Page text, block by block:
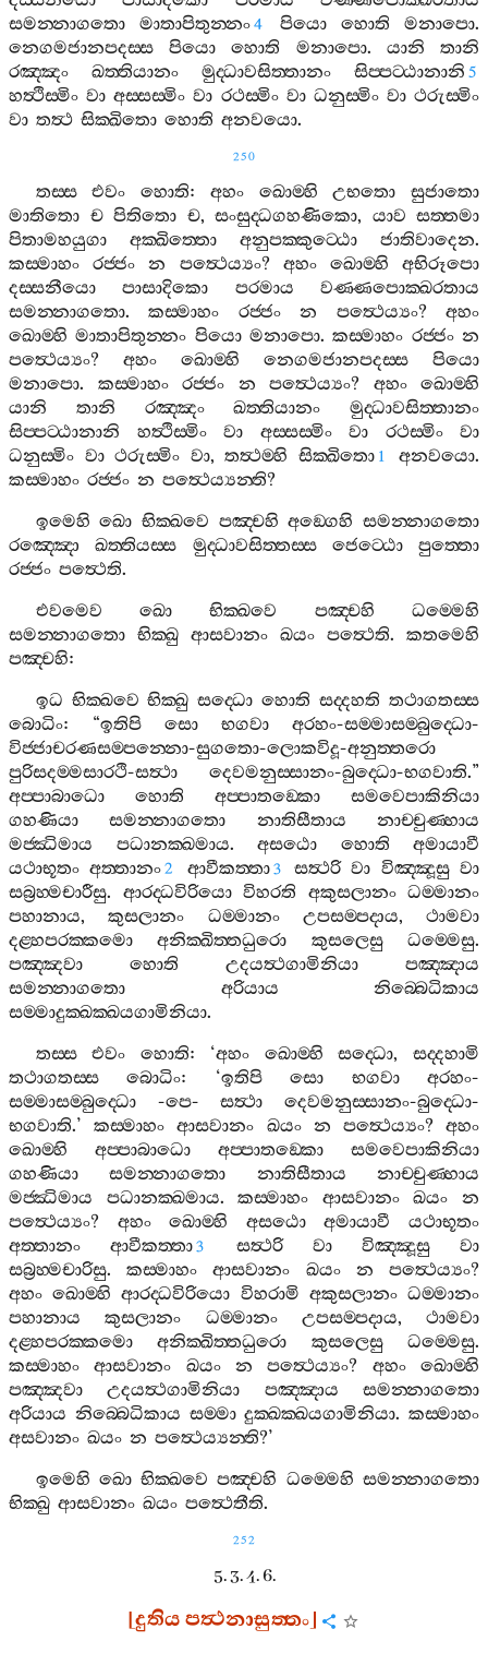
සමන‍්නාගතො
මාතාපිතුන‍්නං4 පියො හොති මනාපො.
නෙගමජානපදස‍්ස
පියො හොති මනාපො. යානි
තානි
රඤ‍්ඤං
ඛත‍්තියානං මුද‍්ධාවසිත‍්තානං සිප‍්පට‍්ඨානානි 5
හත්‍ථිස‍්මිං වා අස‍්සස‍්මිං වා රථස‍්මිං වා ධනුස‍්මිං වා ථරුස‍්මිං
වා තත්‍ථ සික‍්ඛිතො හොති අනවයො.
250
තස‍්ස එවං හොති:අහං ඛොම‍්හි උභතො
සුජාතො
මාතිතො ච පිතිතො ච, සංසුද‍්ධගහණිකො, යාව සත‍්තමා
පිතාමහයුගා
අක‍්ඛිත‍්තො අනුපක‍්කුට‍්ඨො ජාතිවාදෙන.
කස‍්මාහං
රජ‍්ජං න පත්‍ථෙය්‍යං? අහං ඛොම‍්හි
අභිරූපො
දස‍්සනීයො
පාසාදිකො පරමාය
වණ‍්ණපොක‍්ඛරතාය
සමන‍්නාගතො.කස‍්මාහං රජ‍්ජං න පත්‍ථෙය්‍යං?අහං
ඛොම‍්හි මාතාපිතුන‍්නං පියො මනාපො.කස‍්මාහං රජ‍්ජං න
පත්‍ථෙය්‍යං? අහං ඛොම‍්හි නෙගමජානපදස‍්ස
පියො
මනාපො. කස‍්මාහං රජ‍්ජං න පත්‍ථෙය්‍යං? අහං
ඛොම‍්හි
යානි
තානි රඤ‍්ඤං ඛත‍්තියානං
මුද‍්ධාවසිත‍්තානං
සිප‍්පට‍්ඨානානි
හත්‍ථිස‍්මිං වා අස‍්සස‍්මිං වා රථස‍්මිං
වා
ධනුස‍්මිං වා ථරුස‍්මිං වා, තත්‍ථම‍්හි සික‍්ඛිතො 1 අනවයො.
කස‍්මාහං රජ‍්ජං න පත්‍ථෙය්‍යන‍්ති?
ඉමෙහි ඛො භික‍්ඛවෙ පඤ‍්චහි අඞ‍්ගෙහි සමන‍්නාගතො
රඤ‍්ඤො
ඛත‍්තියස‍්ස මුද‍්ධාවසිත‍්තස‍්ස ජෙට‍්ඨො
පුත‍්තො
රජ‍්ජං පත්‍ථෙති.
එවමෙව
ඛො භික‍්ඛවෙ පඤ‍්චහි
ධම‍්මෙහි
සමන‍්නාගතො භික‍්ඛු ආසවානං ඛයං පත්‍ථෙති. කතමෙහි
පඤ‍්චහි:
ඉධ භික‍්ඛවෙ භික‍්ඛු සද‍්ධො හොති සද‍්දහති තථාගතස‍්ස
බොධිං: “ඉතිපි සො භගවා අරහං-සම‍්මාසම‍්බුද‍්ධො-
විජ‍්ජාචරණසම‍්පන‍්නො-සුගතො-ලොකවිදූ-අනුත‍්තරො
පුරිසදම‍්මසාරථි-සත්‍ථා දෙවමනුස‍්සානං-බුද‍්ධො-භගවාති.”
අප‍්පාබාධො
හොති අප‍්පාතඞ‍්කො
සමවෙපාකිනියා
ගහණියා
සමන‍්නාගතො නාතිසීතාය
නාච‍්චුණ‍්හාය
මජ‍්ඣිමාය
පධානක‍්ඛමාය. අසඨො හොති
අමායාවී
යථාභූතං අත‍්තානං2 ආවීකත‍්තා3 සත්‍ථරි වා විඤ‍්ඤූසු වා
සබ්‍රහ‍්මචාරීසු. ආරද‍්ධවිරියො විහරති අකුසලානං ධම‍්මානං
පහානාය,කුසලානං ධම‍්මානං උපසම‍්පදාය, ථාමවා
දළ‍්හපරක‍්කමො
අනික‍්ඛිත‍්තධුරො කුසලෙසු ධම‍්මෙසු.
පඤ‍්ඤවා
හොති උදයත්‍ථගාමිනියා
පඤ‍්ඤාය
සමන‍්නාගතො
අරියාය
නිබ‍්බෙධිකාය
සම‍්මාදුක‍්ඛක‍්ඛයගාමිනියා.
තස‍්ස
එවං හොති: ‘අහං ඛොම‍්හි සද‍්ධො, සද‍්දහාමි
තථාගතස‍්ස
බොධිං: ‘ඉතිපි සො භගවා අරහං-
සම‍්මාසම‍්බුද‍්ධො -පෙ-සත්‍ථා දෙවමනුස‍්සානං-බුද‍්ධො-
භගවාති.’කස‍්මාහං ආසවානං ඛයං න පත්‍ථෙය්‍යං?අහං
ඛොම‍්හි
අප‍්පාබාධො අප‍්පාතඞ‍්කො
සමවෙපාකිනියා
ගහණියා
සමන‍්නාගතො නාතිසීතාය
නාච‍්චුණ‍්හාය
මජ‍්ඣිමාය
පධානක‍්ඛමාය.කස‍්මාහං ආසවානං ඛයං
න
පත්‍ථෙය්‍යං? අහං ඛොම‍්හි අසඨො අමායාවී
යථාභූතං
අත‍්තානං
ආවීකත‍්තා3 සත්‍ථරි වා විඤ‍්ඤූසු
වා
සබ්‍රහ‍්මචාරිසු.කස‍්මාහං ආසවානං ඛයං න පත්‍ථෙය්‍යං?
අහං ඛොම‍්හි ආරද‍්ධවිරියො විහරාමි අකුසලානං ධම‍්මානං
පහානාය
කුසලානං ධම‍්මානං උපසම‍්පදාය, ථාමවා
දළ‍්හපරක‍්කමො
අනික‍්ඛිත‍්තධුරො කුසලෙසු ධම‍්මෙසු.
කස‍්මාහං
ආසවානං ඛයං න පත්‍ථෙය්‍යං? අහං
ඛොම‍්හි
පඤ‍්ඤවා
උදයත්‍ථගාමිනියා පඤ‍්ඤාය
සමන‍්නාගතො
අරියාය නිබ‍්බෙධිකාය සම‍්මා දුක‍්ඛක‍්ඛයගාමිනියා. කස‍්මාහං
අසවානං ඛයං න පත්‍ථෙය්‍යන‍්ති?’
ඉමෙහි ඛො භික‍්ඛවෙ පඤ‍්චහි ධම‍්මෙහි සමන‍්නාගතො
භික‍්ඛු ආසවානං ඛයං පත්‍ථෙතීති.
252
5. 3. 4. 6.
[දුතියපත්‍ථනාසුත‍්තං]